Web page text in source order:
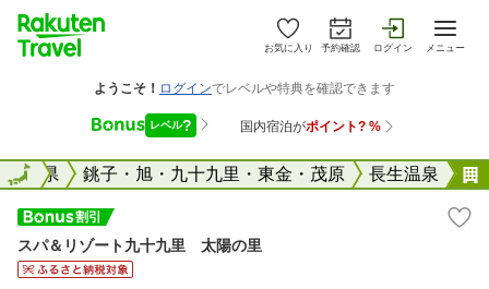
お気に入り 予約確認 ログイン メニュー
千葉県 銚子・旭・九十九里・東金・茂原 長生温泉
全国
スパ＆リゾート九十九里 太陽の里